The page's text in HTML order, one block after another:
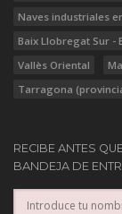
Naves industriales
Baix Llobregat Sur -
Vallès Oriental
Tarragona
RECIBE ANTES
BANDEJA DE